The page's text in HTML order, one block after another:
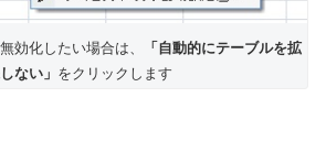
効化したい場合は、
「自動的にテーブルを拡
ない」 をクリックします